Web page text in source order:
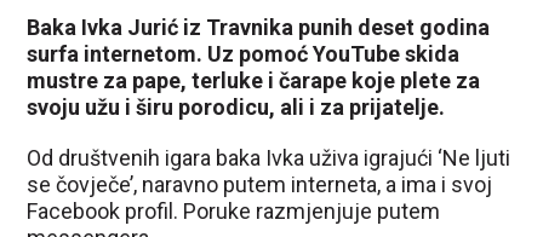
Baka Ivka Jurić iz Travnika punih deset godina
surfa internetom. Uz pomoć YouTube skida
mustre za pape, terluke i čarape koje plete za
svoju užu i širu porodicu, ali i za prijatelje.
Od društvenih igara baka Ivka uživa igrajući ‘Ne ljuti
se čovječe’, naravno putem interneta, a ima i svoj
Facebook profil. Poruke razmjenjuje putem